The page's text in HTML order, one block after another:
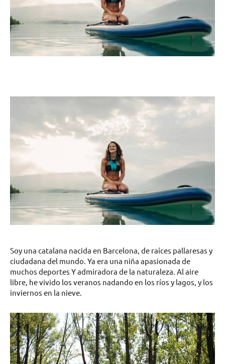
Soy una catalana nacida en Barcelona, de raíces pallaresas y
ciudadana del mundo. Ya era una niña apasionada de
muchos deportes Y admiradora de la naturaleza. Al aire
libre, he vivido los veranos nadando en los ríos y lagos, y los
inviernos en la nieve.